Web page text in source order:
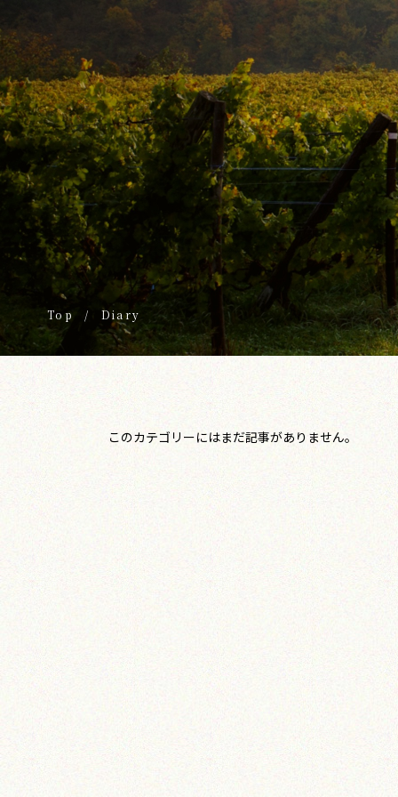
Top / Diary
このカテゴリーにはまだ記事がありません。